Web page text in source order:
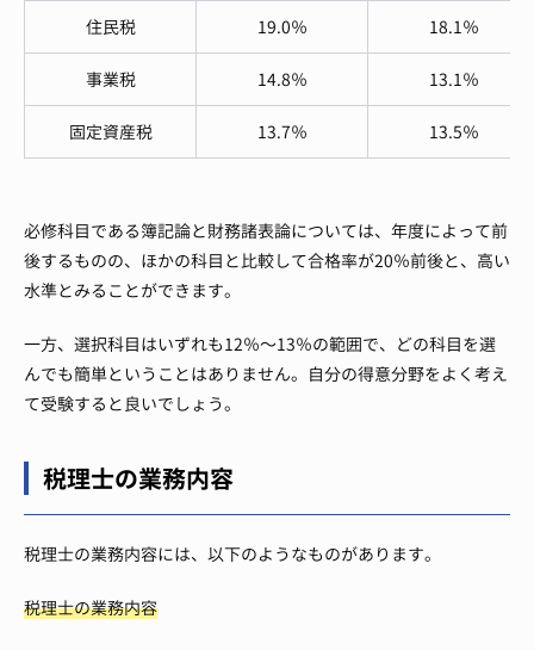
住民税 19.0％ 18.1％
事業税 14.8％ 13.1％
固定資産税 13.7％ 13.5％
必修科目である簿記論と財務諸表論については、年度によって前
後するものの、ほかの科目と比較して合格率が20％前後と、高い
水準とみることができます。
一方、選択科目はいずれも12％〜13％の範囲で、どの科目を選
んでも簡単ということはありません。自分の得意分野をよく考え
て受験すると良いでしょう。
税理士の業務内容
税理士の業務内容には、以下のようなものがあります。
税理士の業務内容